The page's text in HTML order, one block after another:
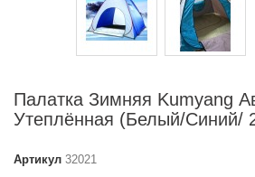
Палатка Зимняя Kumyang
Утеплённая (Белый/Синий/
Артикул 32021